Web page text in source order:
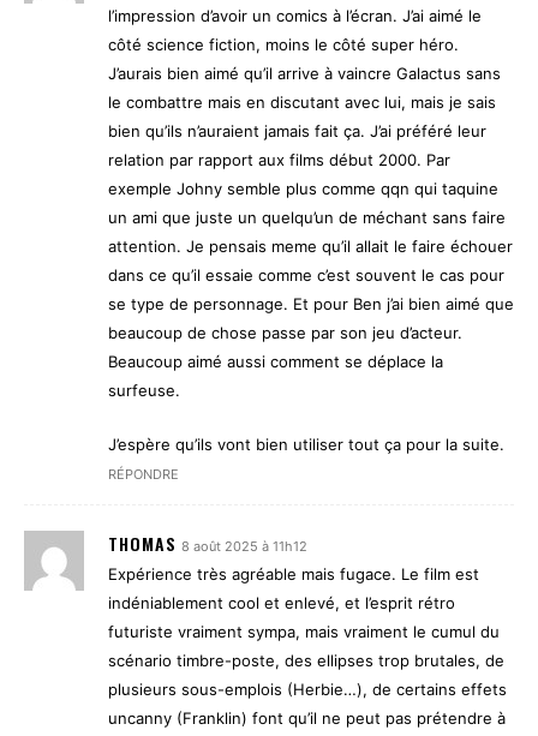
l’impression d’avoir un comics à l’écran. J’ai aimé le
côté science fiction, moins le côté super héro.
J’aurais bien aimé qu’il arrive à vaincre Galactus sans
le combattre mais en discutant avec lui, mais je sais
bien qu’ils n’auraient jamais fait ça. J’ai préféré leur
relation par rapport aux films début 2000. Par
exemple Johny semble plus comme qqn qui taquine
un ami que juste un quelqu’un de méchant sans faire
attention. Je pensais meme qu’il allait le faire échouer
dans ce qu’il essaie comme c’est souvent le cas pour
se type de personnage. Et pour Ben j’ai bien aimé que
beaucoup de chose passe par son jeu d’acteur.
Beaucoup aimé aussi comment se déplace la
surfeuse.
J’espère qu’ils vont bien utiliser tout ça pour la suite.
RÉPONDRE
THOMAS 8 août 2025 à 11h12
Expérience très agréable mais fugace. Le film est
indéniablement cool et enlevé, et l’esprit rétro
futuriste vraiment sympa, mais vraiment le cumul du
scénario timbre-poste, des ellipses trop brutales, de
plusieurs sous-emplois (Herbie…), de certains effets
uncanny (Franklin) font qu’il ne peut pas prétendre à